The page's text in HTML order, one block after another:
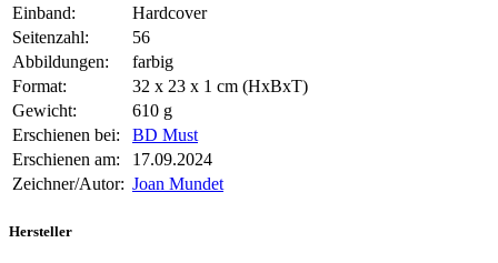
Einband:
Hardcover
Seitenzahl:
56
Abbildungen:
farbig
Format:
32 x 23 x 1 cm (HxBxT)
Gewicht:
610 g
Erschienen bei:
BD Must
Erschienen am:
17.09.2024
Zeichner/Autor: Joan Mundet
Hersteller